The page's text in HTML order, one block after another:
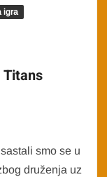
igra
Titans
smo se u
druženja uz